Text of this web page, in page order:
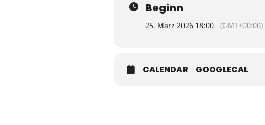
Beginn
25. März 2026 18:00 (GMT+00:00)
CALENDAR GOOGLECAL